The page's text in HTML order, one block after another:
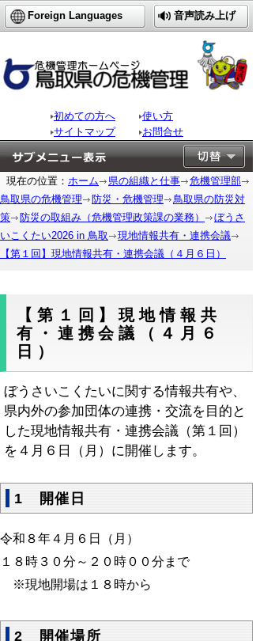
Foreign Languages 音声読み上げ
初めての方へ
使い方
サイトマップ
お問合せ
現在の位置： ホーム 県の組織と仕事
危機管理部
鳥取県の危機管理
防災・危機管理
鳥取県の防災対
策
防災の取組み（危機管理政策課の業務）
ぼうさ
いこくたい2026 in 鳥取
現地情報共有・連携会議
【第１回】現地情報共有・連携会議（４月６日）
【第１回】現地情報共
有・連携会議（４月６
日）
ぼうさいこくたいに関する情報共有や、
県内外の参加団体の連携・交流を目的と
した現地情報共有・連携会議（第１回）
を４月６日（月）に開催します。
1 開催日
令和８年４月６日（月）
１８時３０分～２０時００分まで
※現地開場は１８時から
2 開催場所